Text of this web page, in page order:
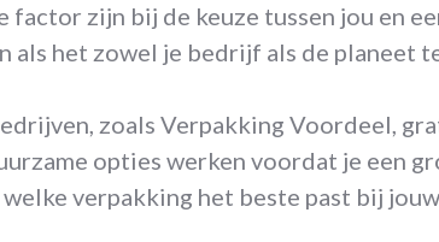
factor zijn bij de keuze tussen jou en
als het zowel je bedrijf als de planeet
zoals Verpakking Voordeel,
opties werken voordat je een
verpakking het beste past bij